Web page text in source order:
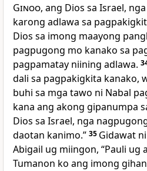
Ginoo, ang Dios sa Israel,
karong adlawa sa
Dios sa imong maayong
pagpugong mo kanako sa
pagpamatay niining adlawa.
dali sa pagpakigkita kanako,
buhi sa mga tawo ni Nabal
kana ang akong gipanumpa
Dios sa Israel, nga
daotan kanimo.” 35 Gidawat
Abigail ug miingon, “Pauli ug
Tumanon ko ang imong